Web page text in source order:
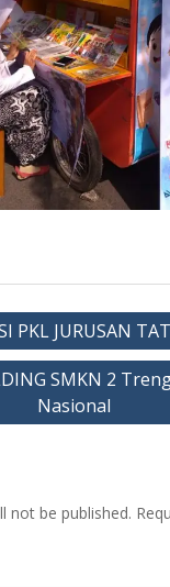
PKL JURUSAN
SMKN 2
Nasional
not be published.